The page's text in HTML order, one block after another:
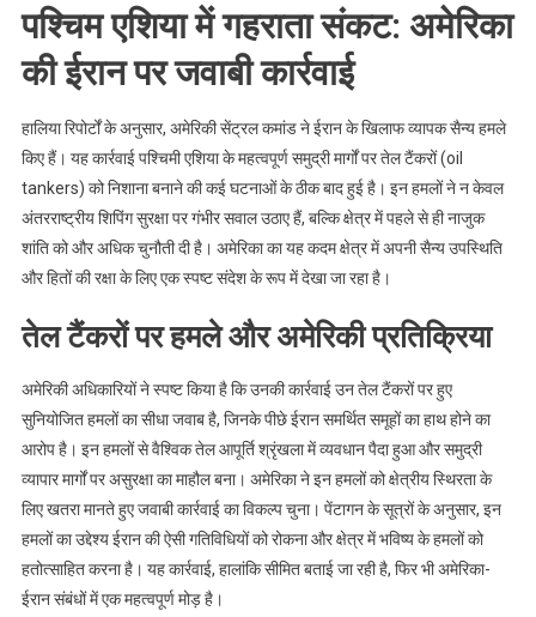
पश्चिम एशिया में गहराता संकट: अमेरिका
की ईरान पर जवाबी कार्रवाई
हालिया रिपोर्टों के अनुसार, अमेरिकी सेंट्रल कमांड ने ईरान के खिलाफ व्यापक सैन्य हमले
किए हैं। यह कार्रवाई पश्चिमी एशिया के महत्वपूर्ण समुद्री मार्गों पर तेल टैंकरों (oil
tankers) को निशाना बनाने की कई घटनाओं के ठीक बाद हुई है। इन हमलों ने न केवल
अंतरराष्ट्रीय शिपिंग सुरक्षा पर गंभीर सवाल उठाए हैं, बल्कि क्षेत्र में पहले से ही नाजुक
शांति को और अधिक चुनौती दी है। अमेरिका का यह कदम क्षेत्र में अपनी सैन्य उपस्थिति
और हितों की रक्षा के लिए एक स्पष्ट संदेश के रूप में देखा जा रहा है।
तेल टैंकरों पर हमले और अमेरिकी प्रतिक्रिया
अमेरिकी अधिकारियों ने स्पष्ट किया है कि उनकी कार्रवाई उन तेल टैंकरों पर हुए
सुनियोजित हमलों का सीधा जवाब है, जिनके पीछे ईरान समर्थित समूहों का हाथ होने का
आरोप है। इन हमलों से वैश्विक तेल आपूर्ति श्रृंखला में व्यवधान पैदा हुआ और समुद्री
व्यापार मार्गों पर असुरक्षा का माहौल बना। अमेरिका ने इन हमलों को क्षेत्रीय स्थिरता के
लिए खतरा मानते हुए जवाबी कार्रवाई का विकल्प चुना। पेंटागन के सूत्रों के अनुसार, इन
हमलों का उद्देश्य ईरान की ऐसी गतिविधियों को रोकना और क्षेत्र में भविष्य के हमलों को
हतोत्साहित करना है। यह कार्रवाई, हालांकि सीमित बताई जा रही है, फिर भी अमेरिका-
ईरान संबंधों में एक महत्वपूर्ण मोड़ है।